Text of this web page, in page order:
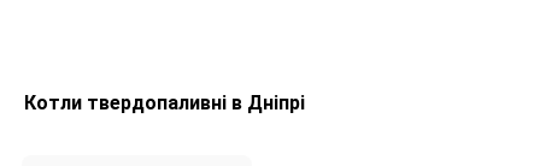
Котли твердопаливні в Дніпрі